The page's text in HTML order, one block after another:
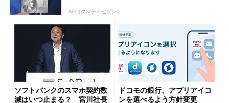
AD（クレディセゾン）
ソフトバンクのスマホ契約数
減はいつ止まる？ 宮川社長
ドコモの銀行、アプリアイコ
ンを選べるよう方針変更